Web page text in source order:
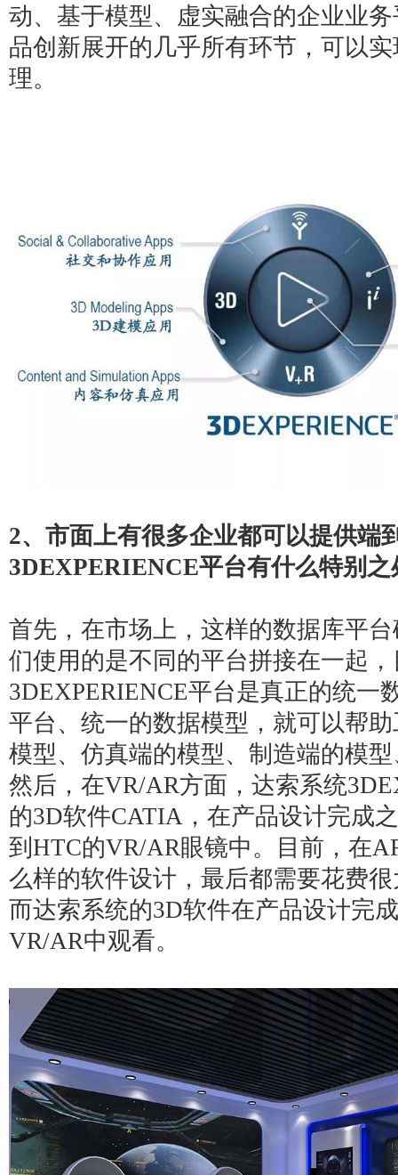
动、基于模型、虚实融合的企业业
品创新展开的几乎所有环节，可以
理。
2、市面上有很多企业都可以提供端
3DEXPERIENCE平台有什么特别之
首先，在市场上，这样的数据库平
们使用的是不同的平台拼接在一起
3DEXPERIENCE平台是真正的统一
平台、统一的数据模型，就可以帮
模型、仿真端的模型、制造端的模
然后，在VR/AR方面，达索系统
的3D软件CATIA ，在产品设计完成
到HTC的VR/AR眼镜中。目前，在
么样的软件设计，最后都需要花费
而达索系统的3D软件在产品设计完
VR/AR中观看。